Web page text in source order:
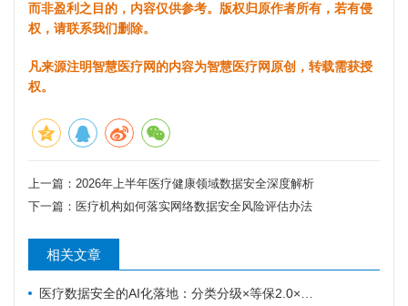
而非盈利之目的，内容仅供参考。版权归原作者所有，若有侵
权，请联系我们删除。
凡来源注明智慧医疗网的内容为智慧医疗网原创，转载需获授
权。
上一篇： 2026年上半年医疗健康领域数据安全深度解析
下一篇： 医疗机构如何落实网络数据安全风险评估办法
相关文章
医疗数据安全的AI化落地：分类分级×等保2.0×国密